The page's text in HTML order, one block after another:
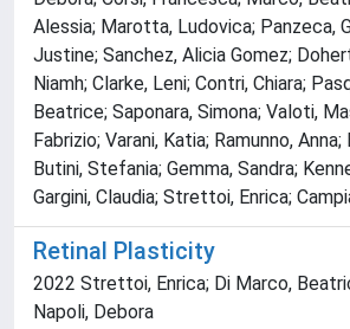
Alessia; Marotta, Ludovica; Panzeca,
Justine; Sanchez, Alicia Gomez;
Niamh; Clarke, Leni; Contri, Chiara;
Beatrice; Saponara, Simona; Valoti,
Fabrizio; Varani, Katia; Ramunno,
Butini, Stefania; Gemma, Sandra;
Gargini, Claudia; Strettoi, Enrica;
Retinal Plasticity
2022 Strettoi, Enrica; Di Marco,
Napoli, Debora